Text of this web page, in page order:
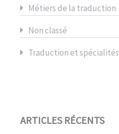
Métiers de la traduction
Non classé
Traduction et spécialités
ARTICLES RÉCENTS